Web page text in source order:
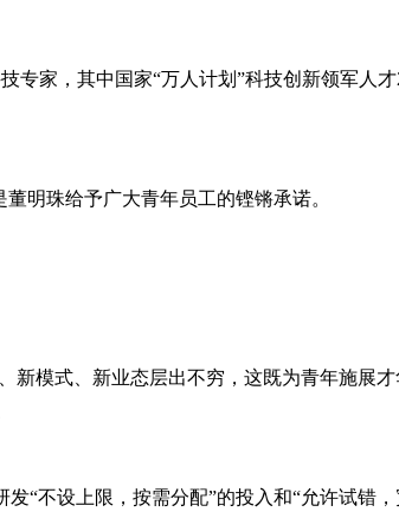
专家，其中国家“万人计划”科技创新领军人才
明珠给予广大青年员工的铿锵承诺。
新模式、新业态层出不穷，这既为青年施展才
“不设上限，按需分配”的投入和“允许试错，